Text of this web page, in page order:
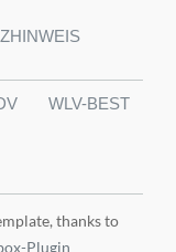
WLV-BEST
thanks to
Plugin